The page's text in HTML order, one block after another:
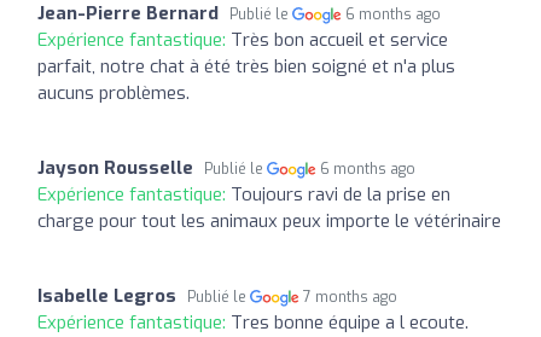
Jean-Pierre Bernard Publié le 6 months ago
Expérience fantastique: Très bon accueil et service
parfait, notre chat à été très bien soigné et n'a plus
aucuns problèmes.
Jayson Rousselle Publié le 6 months ago
Expérience fantastique: Toujours ravi de la prise en
charge pour tout les animaux peux importe le vétérinaire
Isabelle Legros Publié le 7 months ago
Expérience fantastique: Tres bonne équipe a l ecoute.